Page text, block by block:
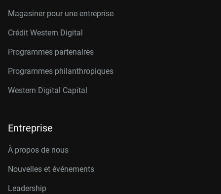
Magasiner pour une entreprise
Crédit Western Digital
Programmes partenaires
Programmes philanthropiques
Western Digital Capital
Entreprise
À propos de nous
Nouvelles et événements
Leadership